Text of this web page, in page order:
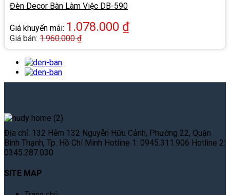
Đèn Decor Bàn Làm Việc DB-590
Giá khuyến mãi: 1.078.000 ₫
Giá bán: 1.960.000₫
Địa chỉ: 132 Hẻm 132 Nguyễn Hữu Cảnh, Phường 22, Quận
Bình Thạnh, Tp. Hồ Chí Minh Hotline 1: 0945.311.906 Hotline 2:
0345.287.030
SITE MAP